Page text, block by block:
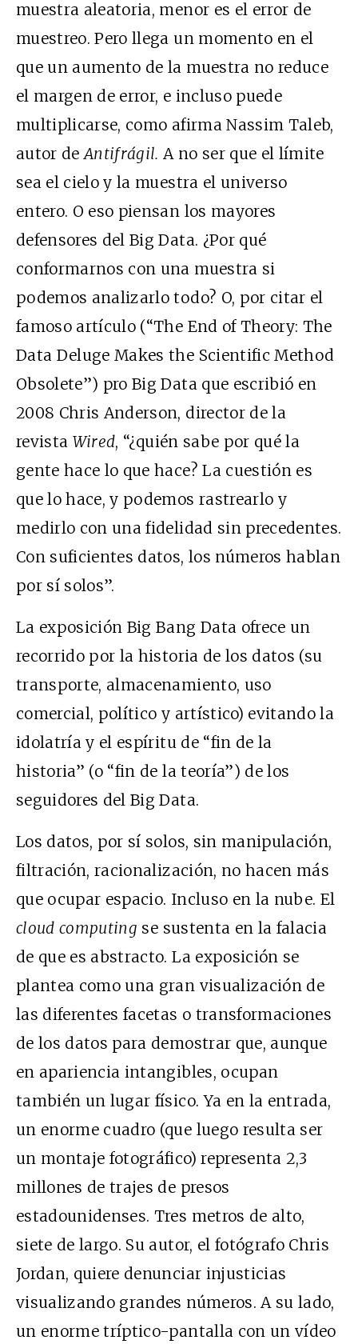
muestra aleatoria, menor es el error de
muestreo. Pero llega un momento en el
que un aumento de la muestra no reduce
el margen de error, e incluso puede
multiplicarse, como afirma Nassim Taleb,
autor deAntifrágil.A no ser que el límite
sea el cielo y la muestra el universo
entero. O eso piensan los mayores
defensores del Big Data. ¿Por qué
conformarnos con una muestra si
podemos analizarlo todo? O, por citar el
famoso artículo (“The End of Theory: The
Data Deluge Makes the Scientific Method
Obsolete”) pro Big Data que escribió en
2008 Chris Anderson, director de la
revista Wired, “¿quién sabe por qué la
gente hace lo que hace? La cuestión es
que lo hace, y podemos rastrearlo y
medirlo con una fidelidad sin precedentes.
Con suficientes datos, los números hablan
por sí solos”.
La exposición Big Bang Data ofrece un
recorrido por la historia de los datos (su
transporte, almacenamiento, uso
comercial, político y artístico) evitando la
idolatría y el espíritu de “fin de la
historia” (o “fin de la teoría”) de los
seguidores del Big Data.
Los datos, por sí solos, sin manipulación,
filtración, racionalización, no hacen más
que ocupar espacio. Incluso en la nube. El
cloud computing se sustenta en la falacia
de que es abstracto. La exposición se
plantea como una gran visualización de
las diferentes facetas o transformaciones
de los datos para demostrar que, aunque
en apariencia intangibles, ocupan
también un lugar físico. Ya en la entrada,
un enorme cuadro (que luego resulta ser
un montaje fotográfico) representa 2,3
millones de trajes de presos
estadounidenses. Tres metros de alto,
siete de largo. Su autor, el fotógrafo Chris
Jordan, quiere denunciar injusticias
visualizando grandes números. A su lado,
un enorme tríptico-pantalla con un vídeo